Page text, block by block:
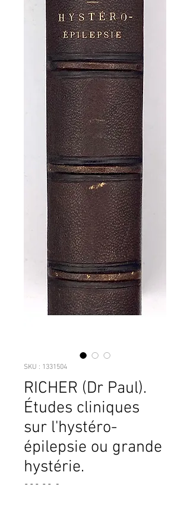
SKU : 1331504
RICHER (Dr Paul).
Études cliniques
sur l'hystéro-
épilepsie ou grande
hystérie.
300,00 €